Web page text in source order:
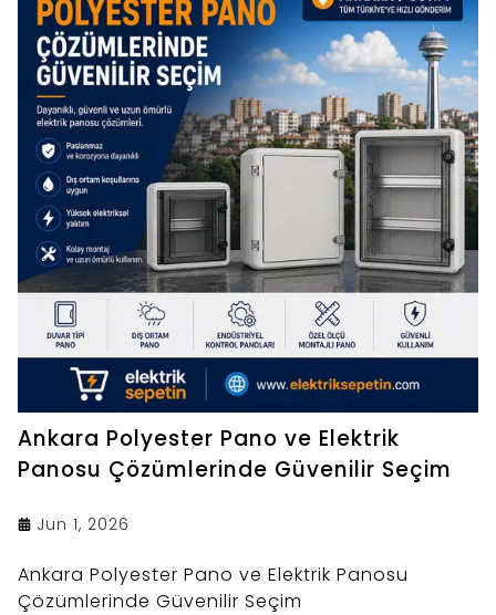
Ankara Polyester Pano ve Elektrik
Panosu Çözümlerinde Güvenilir Seçim
Jun 1, 2026
Ankara Polyester Pano ve Elektrik Panosu
Çözümlerinde Güvenilir Seçim